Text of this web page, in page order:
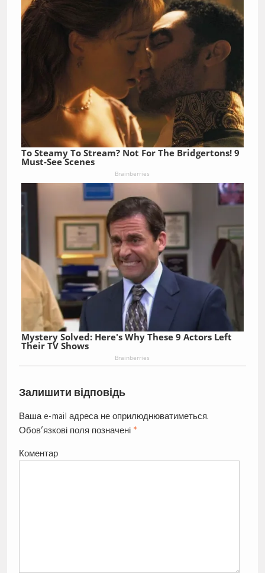
To Steamy To Stream? Not For The Bridgertons! 9
Must-See Scenes
Brainberries
Mystery Solved: Here's Why These 9 Actors Left
Their TV Shows
Brainberries
Залишити відповідь
Ваша e-mail адреса не оприлюднюватиметься.
Обов’язкові поля позначені *
Коментар